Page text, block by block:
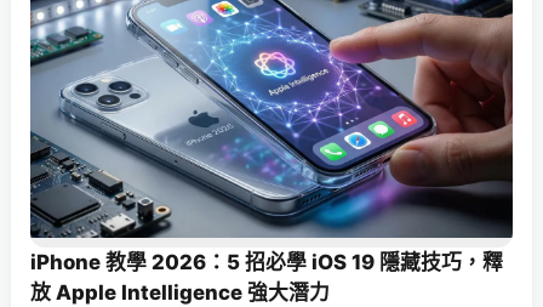
iPhone 教學 2026：5 招必學 iOS 19 隱藏技巧，釋
放 Apple Intelligence 強大潛力